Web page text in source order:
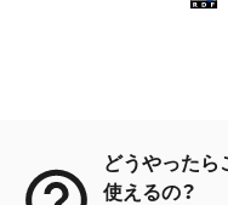
どうやったら
使えるの？